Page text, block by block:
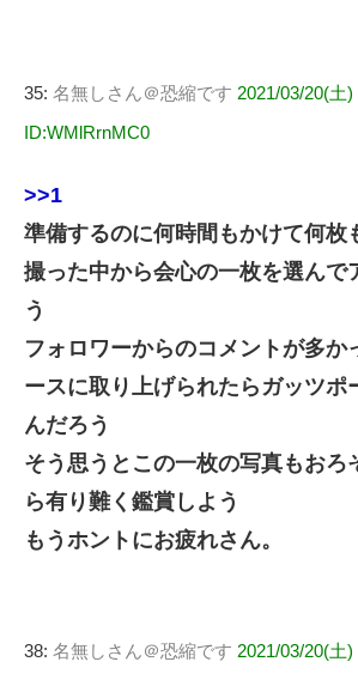
35: 名無しさん＠恐縮です 2021/03/20(土)
ID:WMlRrnMC0
>>1
準備するのに何時間もかけて何枚
撮った中から会心の一枚を選んで
う
フォロワーからのコメントが多か
ースに取り上げられたらガッツポ
んだろう
そう思うとこの一枚の写真もおろ
ら有り難く鑑賞しよう
もうホントにお疲れさん。
38: 名無しさん＠恐縮です 2021/03/20(土)